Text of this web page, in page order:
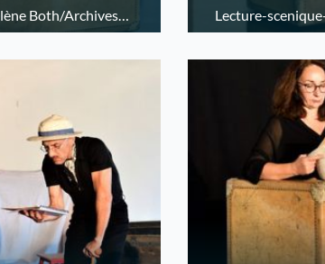
Both/Archives
Lecture-
départementales